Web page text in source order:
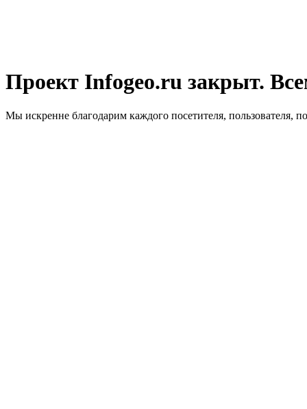
Проект Infogeo.ru закрыт.
Мы искренне благодарим каждого посетителя, пользователя,